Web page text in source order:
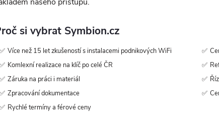
si vybrat Symbion.cz
Více než 15 let zkušeností s instalacemi podnikových WiFi
Komlexní realizace na klíč po celé ČR
Záruka na práci i materiál
Zpracování dokumentace
Rychlé termíny a férové ceny